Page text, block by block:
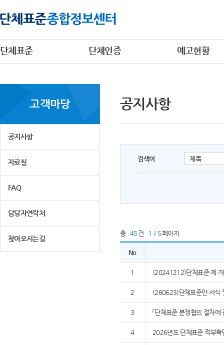
단체표준 단체인증 예고현황
고객마당
공지사항
자료실
FAQ
담당자연락처
찾아오시는길
공지사항
검색어
총 45 건 1 / 5페이지
No
1 (20241212)단체표준 제·
2 (260623)단체표준안 서식
3 「단체표준 분쟁협의 절차에
4 2026년도 단체표준 적부확